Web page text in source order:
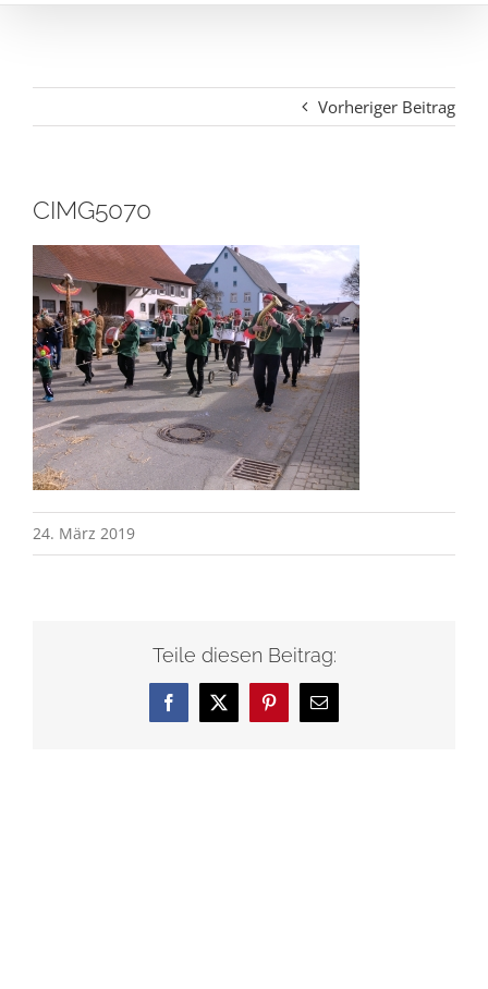
Vorheriger Beitrag
CIMG5070
24. März 2019
Teile diesen Beitrag:
Facebook
X Pinterest
E-
Mail